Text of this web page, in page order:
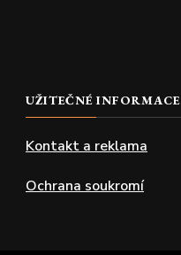
UŽITEČNÉ INFORMACE
Kontakt a reklama
Ochrana soukromí